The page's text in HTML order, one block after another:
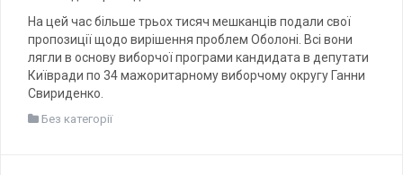
На цей час більше трьох тисяч мешканців подали свої
пропозиції щодо вирішення проблем Оболоні. Всі вони
лягли в основу виборчої програми кандидата в депутати
Київради по 34 мажоритарному виборчому округу Ганни
Свириденко.
Без категорії